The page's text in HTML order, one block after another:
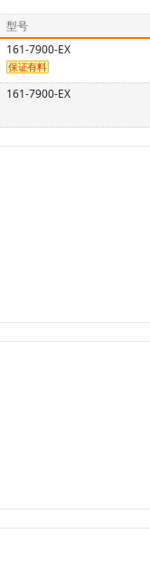
型号
161-7900-EX
161-7900-EX